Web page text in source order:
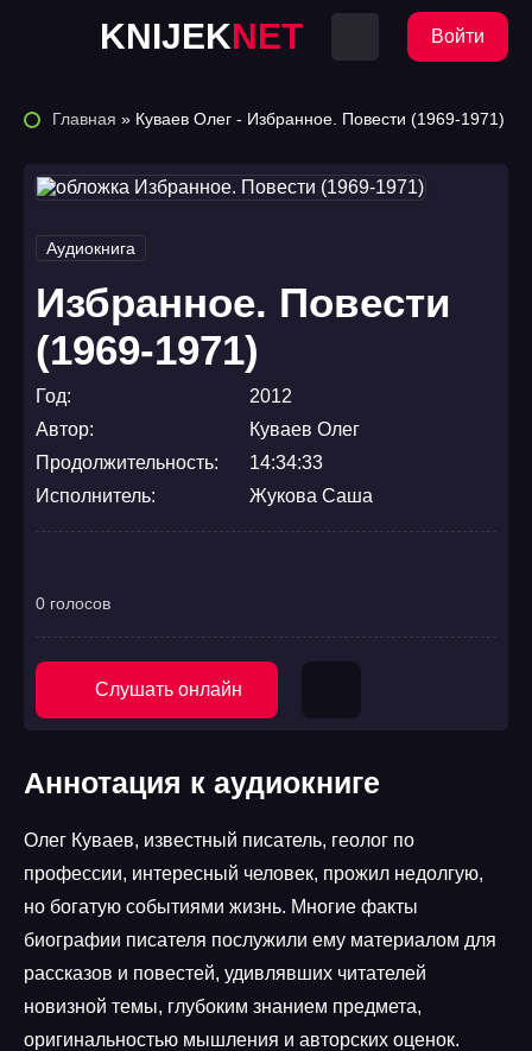
KNIJEKNET Войти
Главная » Куваев Олег - Избранное. Повести (1969-1971)
Аудиокнига
Избранное. Повести
(1969-1971)
Год:
2012
Автор:
Куваев Олег
Продолжительность:
14:34:33
Исполнитель:
Жукова Саша
0 голосов
Слушать онлайн
Аннотация к аудиокниге
Олег Куваев, известный писатель, геолог по
профессии, интересный человек, прожил недолгую,
но богатую событиями жизнь. Многие факты
биографии писателя послужили ему материалом для
рассказов и повестей, удивлявших читателей
новизной темы, глубоким знанием предмета,
оригинальностью мышления и авторских оценок.